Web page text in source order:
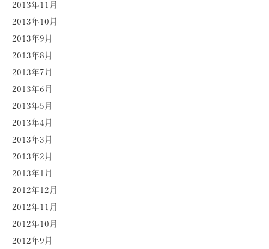
2013年11月
2013年10月
2013年9月
2013年8月
2013年7月
2013年6月
2013年5月
2013年4月
2013年3月
2013年2月
2013年1月
2012年12月
2012年11月
2012年10月
2012年9月